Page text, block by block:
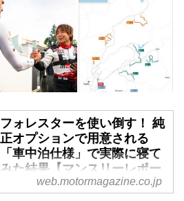
フォレスターを使い倒す！ 純
正オプションで用意される
「車中泊仕様」で実際に寝て
みた結果【マンスリーレポー
ト／2】 - Webモーターマガ
web.motormagazine.co.jp